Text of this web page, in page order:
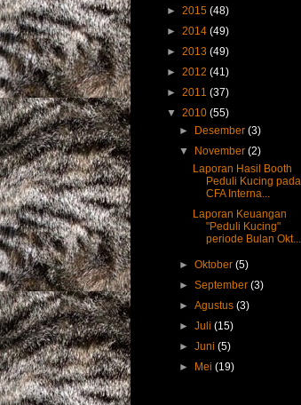
► 2015 (48)
► 2014 (49)
► 2013 (49)
► 2012 (41)
► 2011 (37)
▼ 2010 (55)
► Desember(3)
▼ November(2)
Laporan Hasil Booth
Peduli Kucing pada
CFA Interna...
Laporan Keuangan
"Peduli Kucing"
periode Bulan Okt...
►Oktober(5)
►September(3)
►Agustus(3)
►Juli(15)
►Juni(5)
► Mei(19)